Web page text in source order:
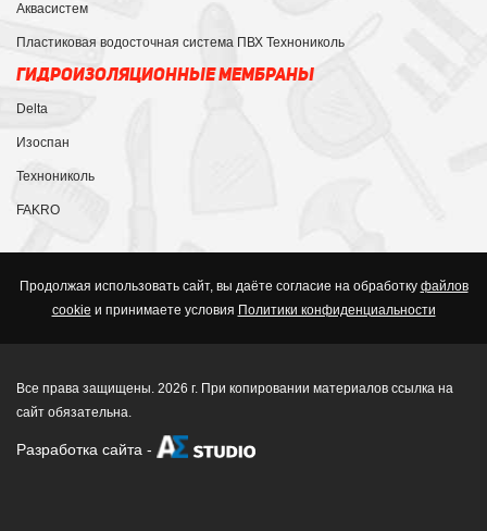
Аквасистем
Пластиковая водосточная система ПВХ Технониколь
ГИДРОИЗОЛЯЦИОННЫЕ МЕМБРАНЫ
Delta
Изоспан
Технониколь
FAKRO
Продолжая использовать сайт, вы даёте согласие на обработку файлов
cookie и принимаете условия Политики конфиденциальности
Все права защищены. 2026 г. При копировании материалов ссылка на
сайт обязательна.
Разработка сайта -